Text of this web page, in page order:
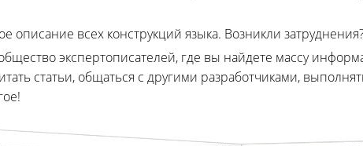
описание всех конструкций языка. Возникли
экспертописателей, где вы найдете массу
статьи, общаться с другими разработчиками,